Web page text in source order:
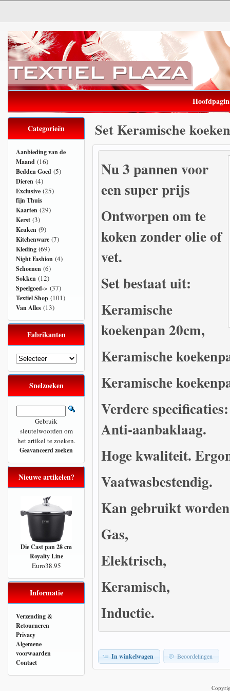
Set Keramische
Nu 3 pannen voor
een super prijs
Ontworpen om te
koken zonder olie of
vet.
Set bestaat uit:
Keramische
koekenpan 20cm,
Keramische
Keramische
Verdere
Anti-aanbaklaag.
Hoge kwaliteit.
Vaatwasbestendig.
Kan gebruikt
Gas,
Elektrisch,
Keramisch,
Inductie.
In winkelwagen Beoordelingen
Categorieën
Aanbieding van de
Maand (16)
Bedden Goed (5)
Dieren (4)
Exclusive (25)
fijn Thuis
Kaarten (29)
Kerst (3)
Keuken (9)
Kitchenware (7)
Kleding (69)
Night Fashion (4)
Schoenen (6)
Sokken (12)
Speelgoed-> (37)
Textiel Shop (101)
Van Alles (13)
Fabrikanten
Snelzoeken
Gebruik
sleutelwoorden om
het artikel te zoeken.
Geavanceerd zoeken
Nieuwe artikelen?
Die Cast pan 28 cm
Royalty Line
Euro38.95
Informatie
Verzending &
Retourneren
Privacy
Algemene
voorwaarden
Contact